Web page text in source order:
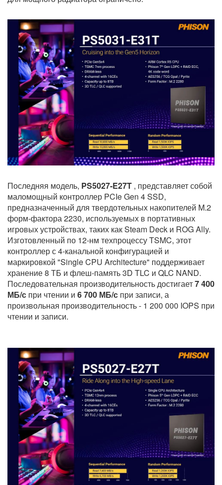
Последняя модель, PS5027-E27T , представляет собой
маломощный контроллер PCIe Gen 4 SSD,
предназначенный для твердотельных накопителей M.2
форм-фактора 2230, используемых в портативных
игровых устройствах, таких как Steam Deck и ROG Ally.
Изготовленный по 12-нм техпроцессу TSMC, этот
контроллер с 4-канальной конфигурацией и
маркировкой "Single CPU Architecture" поддерживает
хранение 8 ТБ и флеш-память 3D TLC и QLC NAND.
Последовательная производительность достигает7 400
МБ/с при чтении и 6 700 МБ/с при записи, а
произвольная производительность - 1 200 000 IOPS при
чтении и записи.